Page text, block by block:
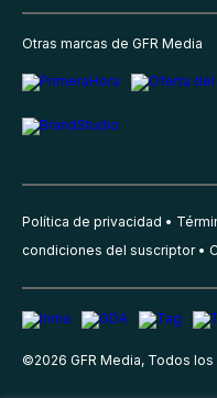
Otras marcas de GFR Media
Política de privacidad
condiciones del suscriptor
©2026 GFR Media, Todos